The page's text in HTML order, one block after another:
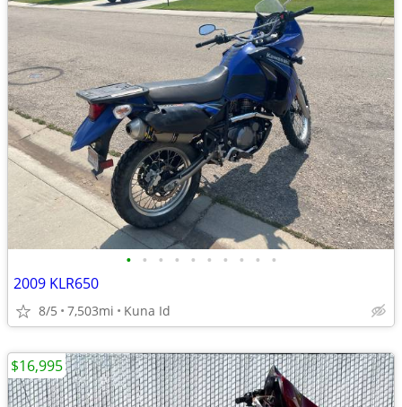
• • • • • • • • • •
2009 KLR650
8/5 7,503mi Kuna Id
$16,995